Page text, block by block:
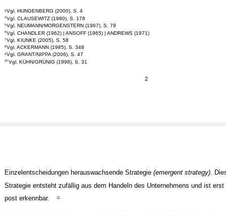
3 Vgl. HUNGENBERG (2000), S. 4
4 Vgl. CLAUSEWITZ (1980), S. 178
5 Vgl. NEUMANN/MORGENSTERN (1967), S. 79
6 Vgl. CHANDLER (1962) | ANSOFF (1965) | ANDREWS (1971)
7 Vgl. KIUNKE (2005), S. 58
8 Vgl. ACKERMANN (1985), S. 348
9 Vgl. GRANT/NIPPA (2006), S. 47
10 Vgl. KÜHN/GRÜNIG (1998), S. 31
2
Einzelentscheidungen herauswachsende Strategie (emergent strategy).
Strategie entsteht zufällig aus dem Handeln des Unternehmens und ist erst
post erkennbar.
11